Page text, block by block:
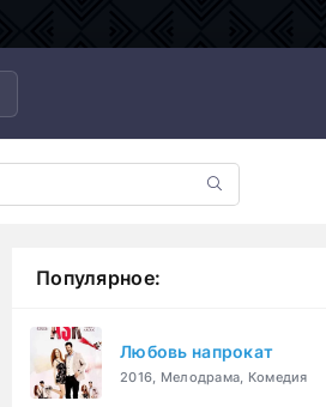
Популярное:
Любовь напрокат
2016, Мелодрама, Комедия